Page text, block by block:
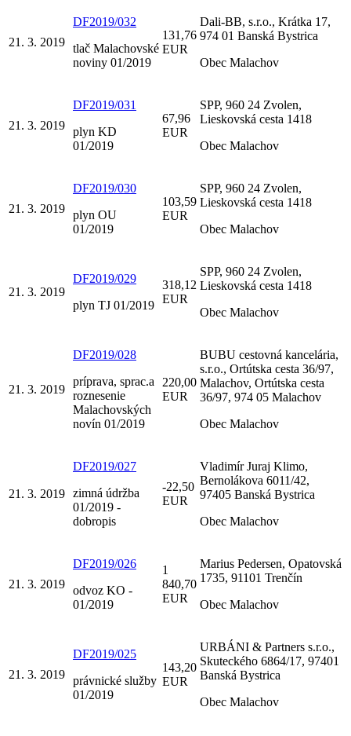
21. 3. 2019
DF2019/032
tlač Malachovské
noviny 01/2019
131,76
EUR
Dali-BB, s.r.o., Krátka 17,
974 01 Banská Bystrica
Obec Malachov
21. 3. 2019
DF2019/031
plyn KD
01/2019
67,96
EUR
SPP, 960 24 Zvolen,
Lieskovská cesta 1418
Obec Malachov
21. 3. 2019
DF2019/030
plyn OU
01/2019
103,59
EUR
SPP, 960 24 Zvolen,
Lieskovská cesta 1418
Obec Malachov
21. 3. 2019
DF2019/029
plyn TJ 01/2019
318,12
EUR
SPP, 960 24 Zvolen,
Lieskovská cesta 1418
Obec Malachov
21. 3. 2019
DF2019/028
príprava, sprac.a
roznesenie
Malachovských
novín 01/2019
220,00
EUR
BUBU cestovná kancelária,
s.r.o., Ortútska cesta 36/97,
Malachov, Ortútska cesta
36/97, 974 05 Malachov
Obec Malachov
21. 3. 2019
DF2019/027
zimná údržba
01/2019 -
dobropis
-22,50
EUR
Vladimír Juraj Klimo,
Bernolákova 6011/42,
97405 Banská Bystrica
Obec Malachov
21. 3. 2019
DF2019/026
odvoz KO -
01/2019
1
840,70
EUR
Marius Pedersen, Opatovská
1735, 91101 Trenčín
Obec Malachov
21. 3. 2019
DF2019/025
právnické služby
01/2019
143,20
EUR
URBÁNI & Partners s.r.o.,
Skuteckého 6864/17, 97401
Banská Bystrica
Obec Malachov